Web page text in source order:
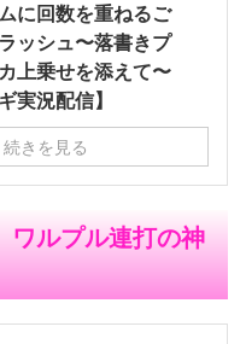
に回数を重ねるご
ッシュ〜落書きプ
上乗せを添えて〜
実況配信】
続きを見る
ワルプル連打の神